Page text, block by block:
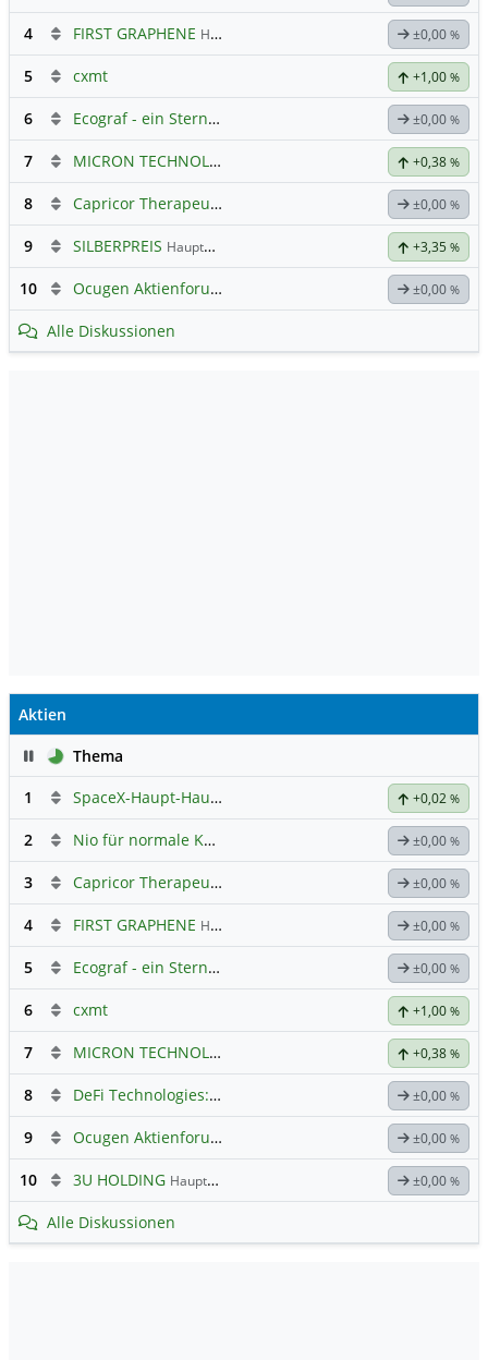
4 FIRST GRAPHENE Hauptdiskussion ±0,00 %
5 cxmt +1,00 %
6 Ecograf - ein Stern am Graphithimmel ±0,00 %
7 MICRON TECHNOLOGY +0,38 %
8 Capricor Therapeutics ±0,00 %
9 SILBERPREIS Hauptdiskussion +3,35 %
10 Ocugen Aktienforum ±0,00 %
Alle Diskussionen
Aktien
PauseThema
1
SpaceX-Haupt-Hauptforum +0,02 %
2 Nio für normale Kommunikation ±0,00 %
3 Capricor Therapeutics ±0,00 %
4 FIRST GRAPHENE Hauptdiskussion ±0,00 %
5 Ecograf - ein Stern am Graphithimmel ±0,00 %
6 cxmt +1,00 %
7 MICRON TECHNOLOGY +0,38 %
8 DeFi Technologies: Eine Perle? ±0,00 %
9 Ocugen Aktienforum ±0,00 %
10 3U HOLDING Hauptdiskussion ±0,00 %
Alle Diskussionen